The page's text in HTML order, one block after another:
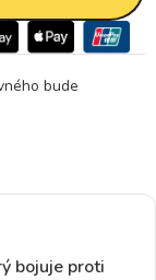
bude
bojuje proti